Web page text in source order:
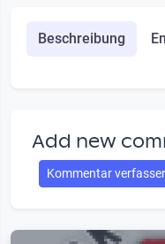
Beschreibung
Add new
Kommentar